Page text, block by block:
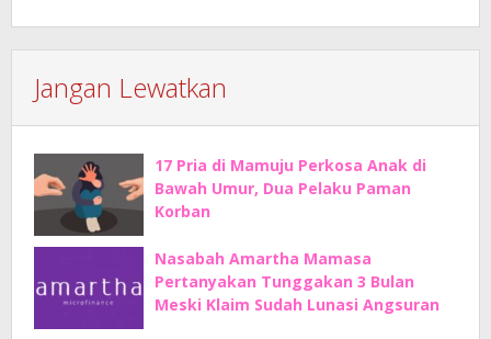
Jangan Lewatkan
17 Pria di Mamuju Perkosa Anak di
Bawah Umur, Dua Pelaku Paman
Korban
Nasabah Amartha Mamasa
Pertanyakan Tunggakan 3 Bulan
Meski Klaim Sudah Lunasi Angsuran